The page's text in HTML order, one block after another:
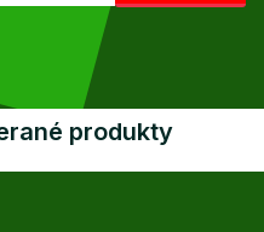
produkty